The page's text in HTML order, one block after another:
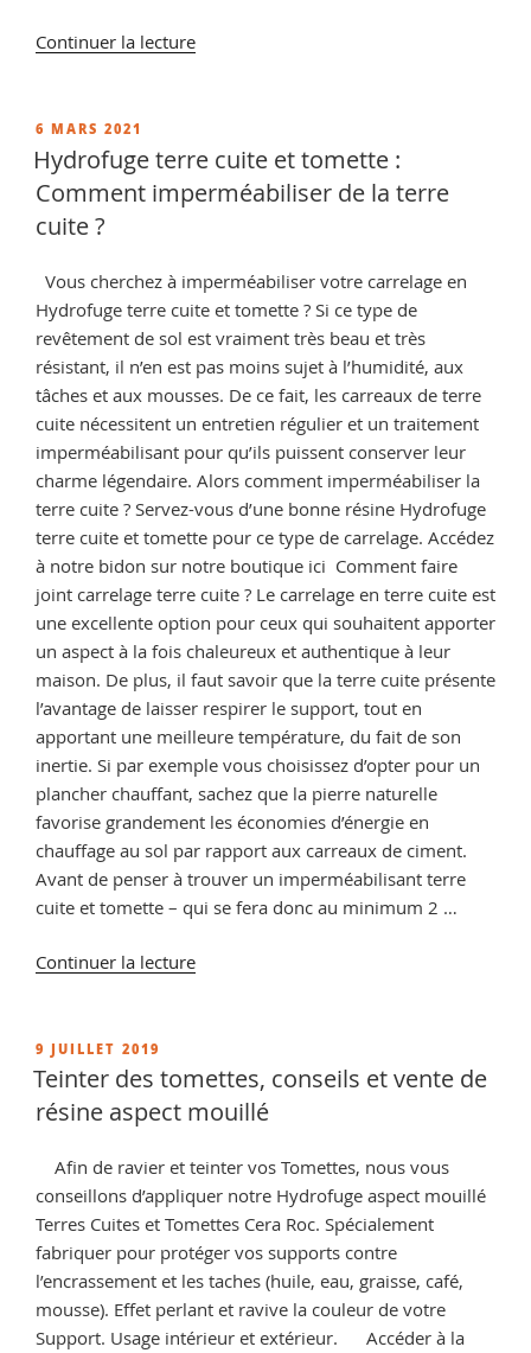
Continuer la lecturede
et
Oléofuge
PUBLIÉ
LE
6 MARS 2021
Hydrofuge terre cuite et tomette :
Comment imperméabiliser de la terre
cuite ?
Vous cherchez à imperméabiliser votre carrelage en
Hydrofuge terre cuite et tomette ? Si ce type de
revêtement de sol est vraiment très beau et très
résistant, il n’en est pas moins sujet à l’humidité, aux
tâches et aux mousses. De ce fait, les carreaux de terre
cuite nécessitent un entretien régulier et un traitement
imperméabilisant pour qu’ils puissent conserver leur
charme légendaire. Alors comment imperméabiliser la
terre cuite ? Servez-vous d’une bonne résine Hydrofuge
terre cuite et tomette pour ce type de carrelage. Accédez
à notre bidon sur notre boutique ici Comment faire
joint carrelage terre cuite ? Le carrelage en terre cuite est
une excellente option pour ceux qui souhaitent apporter
un aspect à la fois chaleureux et authentique à leur
maison. De plus, il faut savoir que la terre cuite présente
l’avantage de laisser respirer le support, tout en
apportant une meilleure température, du fait de son
inertie. Si par exemple vous choisissez d’opter pour un
plancher chauffant, sachez que la pierre naturelle
favorise grandement les économies d’énergie en
chauffage au sol par rapport aux carreaux de ciment.
Avant de penser à trouver un imperméabilisant terre
cuite et tomette – qui se fera donc au minimum 2 …
Continuer la lecturede
et
tomette :
imperméabiliser
de
la
terre
cuite
? »
PUBLIÉ
LE
9 JUILLET 2019
Teinter des tomettes, conseils et vente de
résine aspect mouillé
Afin de ravier et teinter vos Tomettes, nous vous
conseillons d’appliquer notre Hydrofuge aspect mouillé
Terres Cuites et Tomettes Cera Roc. Spécialement
fabriquer pour protéger vos supports contre
l’encrassement et les taches (huile, eau, graisse, café,
mousse). Effet perlant et ravive la couleur de votre
Support. Usage intérieur et extérieur. Accéder à la